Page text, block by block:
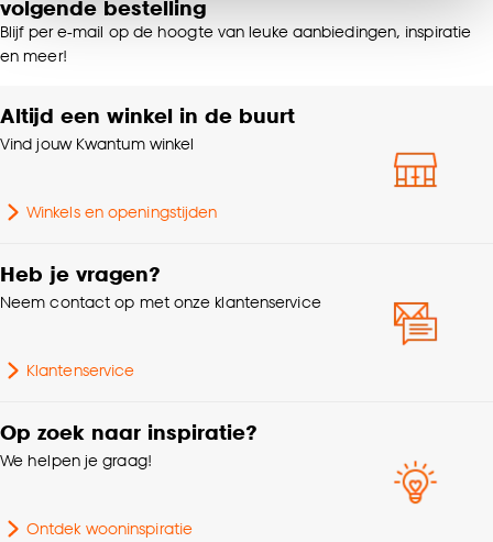
van alle cookies, of klik op ‘weigeren’ om alleen de
noodzakelijke cookies te accepteren. Je kunt er ook
voor kiezen om bepaalde cookies wel of niet te
klikken.
Goed om te weten is dat je deze keuze altijd nog
cookieverklaring.
Breedte
Wasvoorschriften
Machinewas 30º, Niet in
Samenstelling
Soort stof
Milieu kenmerken Oeko-Tex Standard 100
Garantietermijn
volgende bestelling
Blijf per e-mail op de hoogte van leuke aanbiedingen, inspiratie
en meer!
Altijd een winkel in de buurt
Vind jouw Kwantum winkel
Winkels en openingstijden
Heb je vragen?
Neem contact op met onze klantenservice
Klantenservice
Op zoek naar inspiratie?
We helpen je graag!
Ontdek wooninspiratie